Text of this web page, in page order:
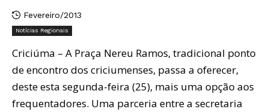
Fevereiro/2013
Notícias Regionais
Criciúma – A Praça Nereu Ramos, tradicional ponto
de encontro dos criciumenses, passa a oferecer,
deste esta segunda-feira (25), mais uma opção aos
frequentadores. Uma parceria entre a secretaria